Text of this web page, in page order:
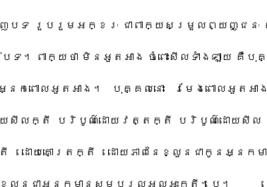
ញ​បទ​ រួប​រួម​អក្ខរៈ​ ជា​ពាក្យ​សម្រួល​ព្យញ្ជនៈ​ ពា
ាប់​បទ។ ពាក្យ​ថា​ មិន​អួតអាង​ ចំពោះ​សីល​ទាំងឡាយ​ គឺ​
ា​អ្នកពោល​អួតអាង។ បុគ្គល​នោះ​ រមែង​ពោល​អួតអា
យ​សីល​ក្តី​ បរិ​បូណ៌​ដោយ​វត្ត​ក្តី​ បរិបូណ៌​ដោយ​សី
តី​ ដោយ​គោត្រ​ក្តី​ ដោយ​ភាព​នៃ​ខ្លួន​ជា​កូន​អ្នក
ៃ​ខ្លួន​ជា​អ្នកមាន​សម្បុរ​ល្អល្អះ​ក្តី។បេ។ ព